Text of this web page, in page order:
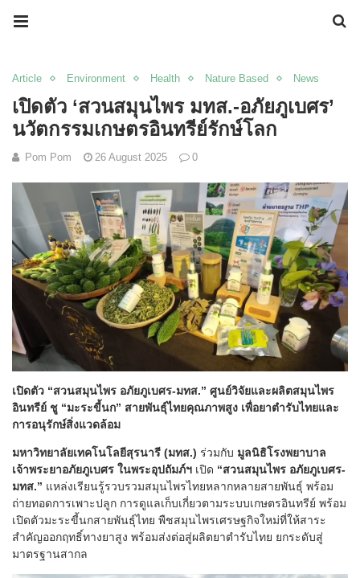
Article Environment Health Nature Based News
เปิดตัว ‘สวนสมุนไพร มทส.-อภัยภูเบศร’
นวัตกรรมเกษตรอินทรีย์รักษ์โลก
Pom Pom 26 August 2025 0
เปิดตัว “สวนสมุนไพร อภัยภูเบศร-มทส.” ศูนย์วิจัยและผลิตสมุนไพร
อินทรีย์ ชู “มะระขี้นก” สายพันธุ์ไทยคุณภาพสูง เพื่อยาตำรับไทยและ
การอนุรักษ์สิ่งแวดล้อม
มหาวิทยาลัยเทคโนโลยีสุรนารี (มทส.) ร่วมกับ มูลนิธิโรงพยาบาล
เจ้าพระยาอภัยภูเบศร ในพระอุปถัมภ์ฯ เปิด “สวนสมุนไพร อภัยภูเบศร-
มทส.” แหล่งเรียนรู้รวบรวมสมุนไพรไทยหลากหลายสายพันธุ์ พร้อม
ถ่ายทอดการเพาะปลูก การดูแลเก็บเกี่ยวตามระบบเกษตรอินทรีย์ พร้อม
เปิดตัวมะระขี้นกสายพันธุ์ไทย พืชสมุนไพรเศรษฐกิจใหม่ที่ให้สาระ
สำคัญออกฤทธิ์ทางยาสูง พร้อมส่งต่อสู่ผลิตยาตำรับไทย ยกระดับสู่
มาตรฐานสากล